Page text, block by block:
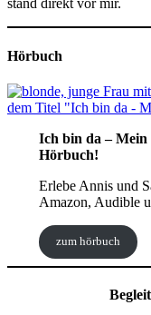
stand direkt vor mir.
Hörbuch
Ich bin da – Mein
Hörbuch!
Erlebe Annis und
Amazon, Audible
zum hörbuch